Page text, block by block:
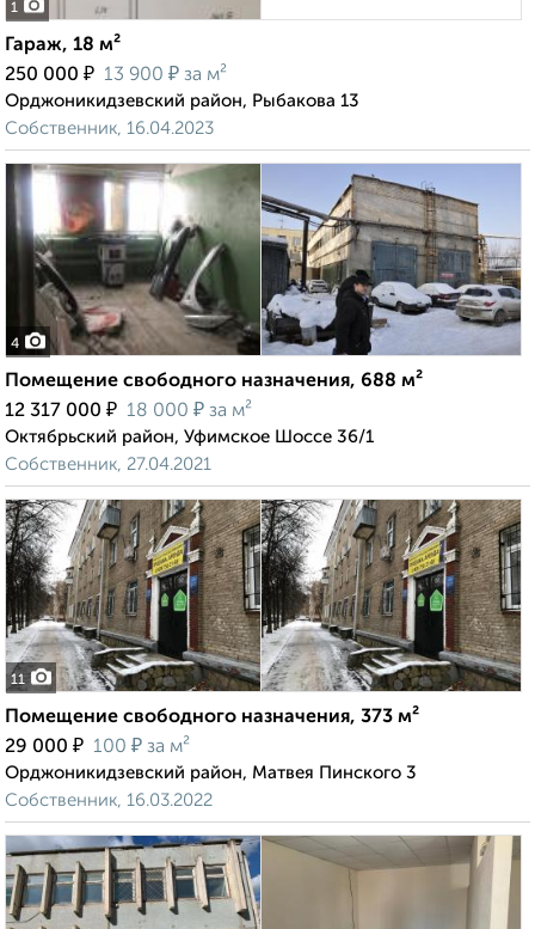
1
Гараж, 18 м²
250 000 ₽ 13 900 ₽ за м²
Орджоникидзевский район, Рыбакова 13
Собственник, 16.04.2023
4
Помещение свободного назначения, 688 м²
12 317 000 ₽ 18 000 ₽ за м²
Октябрьский район, Уфимское Шоссе 36/1
Собственник, 27.04.2021
11
Помещение свободного назначения, 373 м²
29 000 ₽ 100 ₽ за м²
Орджоникидзевский район, Матвея Пинского 3
Собственник, 16.03.2022